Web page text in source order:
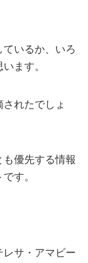
いるか、いろ
ます。
れたでしょ
優先する情報
す。
サ・アマビー